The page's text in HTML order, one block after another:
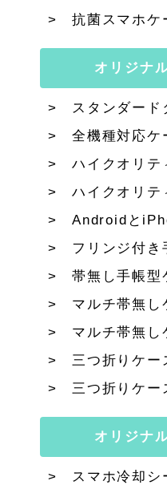
抗菌スマホケ
オリジナ
スタンダード
全機種対応
ハイクオリテ
ハイクオリテ
Androidと
フリンジ付き
帯無し手帳型
マルチ帯無
マルチ帯無
三つ折りケー
三つ折りケー
オリジナ
スマホ冷却シ